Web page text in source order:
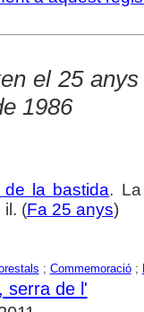
el 25
1986
de la bastida.
il. (Fa 25 anys)
; Commemoració;
serra de l'